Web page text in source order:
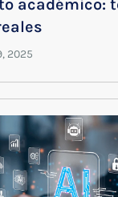
académico: